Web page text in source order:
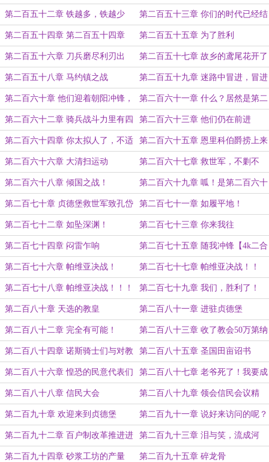
的面具
第二百五十二章 铁越多，铁越少 第二百五十三章 你们的时代已经结
束了
第二百五十四章 第二百五十四章
！是第二百五十四章 ！
第二百五十五章 为了胜利
第二百五十六章 刀兵磨尽利刃出 第二百五十七章 故乡的鸢尾花开了
第二百五十八章 马约镇之战 第二百五十九章 迷路中冒进，冒进
中迷路，迷路中击败敌人
第二百六十章 他们迎着朝阳冲锋，
仿佛下定了某种决心
第二百六十一章 什么？居然是第二
百六十一章！
第二百六十二章 骑兵战斗力里有四
分之三是精神力
第二百六十三章 他们仍在前进
第二百六十四章 你太拟人了，不适
合这里
第二百六十五章 恩里科伯爵捞上来
了吗？
第二百六十六章 大清扫运动 第二百六十七章 救世军，不剿不
行！
第二百六十八章 倾国之战！ 第二百六十九章 呱！是第二百六十
九章，何时来的？！
第二百七十章 贞德堡救世军致孔岱
亲王的回信
第二百七十一章 如履平地！
第二百七十二章 如坠深渊！ 第二百七十三章 你来我往
第二百七十四章 闷雷乍响 第二百七十五章 随我冲锋【4k二合
一】
第二百七十六章 帕维亚决战！ 第二百七十七章 帕维亚决战！！
第二百七十八章 帕维亚决战！！！ 第二百七十九章 我们，胜利了！
第二百八十章 天选的教皇 第二百八十一章 进驻贞德堡
第二百八十二章 完全有可能！ 第二百八十三章 收了教会50万第纳
尔
第二百八十四章 诺斯骑士们与对教
会贵族的清算
第二百八十五章 圣国田亩诏书
第二百八十六章 惶恐的民意代表们 第二百八十七章 老爷死了！我要成
老爷了！
第二百八十八章 信民大会 第二百八十九章 领会信民会议精
神，贯彻落实圣国诏书
第二百九十章 欢迎来到贞德堡 第二百九十一章 说好来访问的呢？
第二百九十二章 百户制改革推进进
度
第二百九十三章 泪与笑，流成河
第二百九十四章 砂浆工坊的产量 第二百九十五章 碎龙骨